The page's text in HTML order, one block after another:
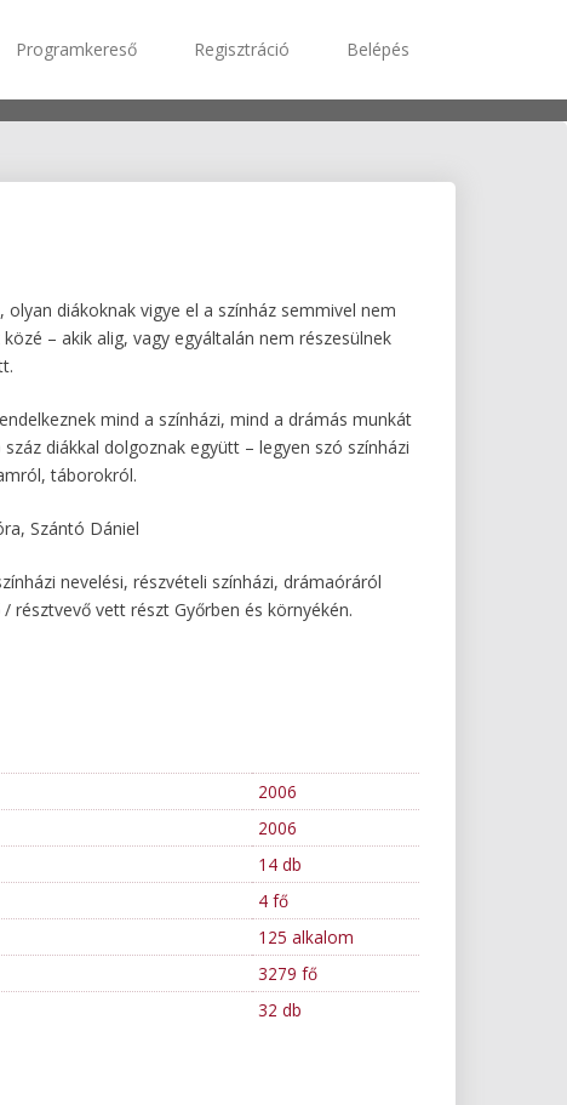
Programkereső Regisztráció Belépés
olyan diákoknak vigye el a színház semmivel nem
– akik alig, vagy egyáltalán nem részesülnek
mind a színházi, mind a drámás munkát
diákkal dolgoznak együtt – legyen szó színházi
táborokról.
Szántó Dániel
nevelési, részvételi színházi, drámaóráról
résztvevő vett részt Győrben és környékén.
2006
2006
14 db
4 fő
125 alkalom
3279 fő
32 db